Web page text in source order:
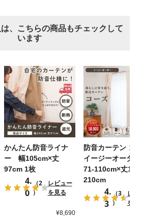
、こちらの商品もチェックして
います
かんたん防音ライナ
ー 幅105cm×丈
97cm 1枚
4.
0
（2
）
レビュー
を見る
¥8,690
防音カーテン コ
イージーオーダ
71-110cm×丈
210cm
4.
3
（3
）
レ
を見